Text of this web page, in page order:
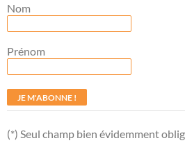
Nom
Prénom
(*) Seul champ bien évidemment